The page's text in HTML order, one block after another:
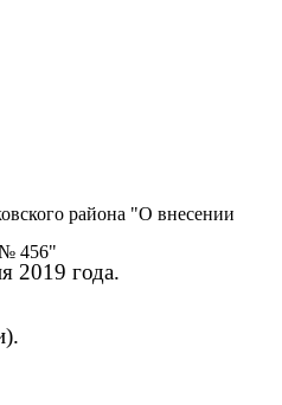
района "О внесении
№ 456"
2019 года.